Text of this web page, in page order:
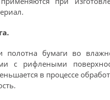
полотна бумаги во
с рифлеными
в процессе